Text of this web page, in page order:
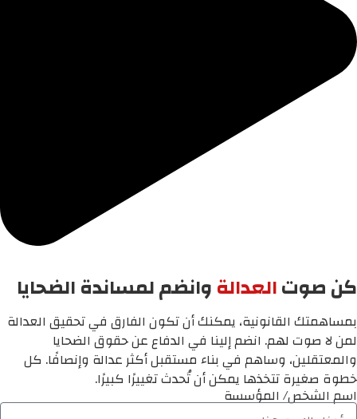
كن صوتالعدالةوانضم لمساندة الضحايا
بمساهمتك القانونية، يمكنك أن تكون الفارق في تحقيق العدالة
لمن لا صوت لهم. انضم إلينا في الدفاع عن حقوق الضحايا
والمعتقلين، وساهم في بناء مستقبل أكثر عدالة وإنصافًا. كل
خطوة صغيرة تتخذها يمكن أن تُحدث تغييرًا كبيرًا.
اسم الشخص/ المؤسسة